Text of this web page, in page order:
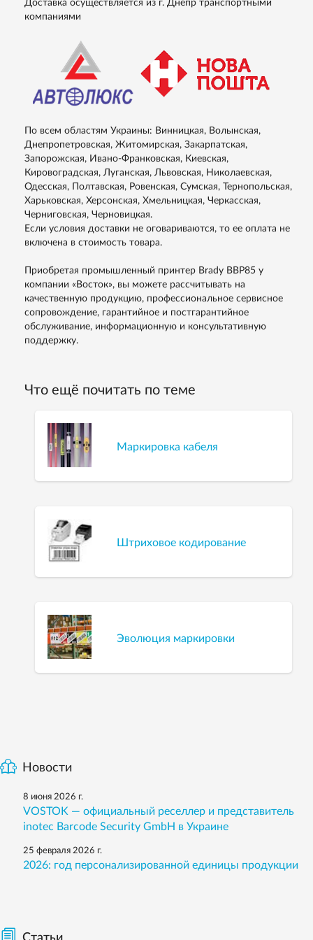
Доставка осуществляется из г. Днепр транспортными
компаниями
По всем областям Украины: Винницкая, Волынская,
Днепропетровская, Житомирская, Закарпатская,
Запорожская, Ивано-Франковская, Киевская,
Кировоградская, Луганская, Львовская, Николаевская,
Одесская, Полтавская, Ровенская, Сумская, Тернопольская,
Харьковская, Херсонская, Хмельницкая, Черкасская,
Черниговская, Черновицкая.
Если условия доставки не оговариваются, то ее оплата не
включена в стоимость товара.
Приобретая промышленный принтер Brady BBP85 у
компании «Восток», вы можете рассчитывать на
качественную продукцию, профессиональное сервисное
сопровождение, гарантийное и постгарантийное
обслуживание, информационную и консультативную
поддержку.
Что ещё почитать по теме
Маркировка кабеля
Штриховое кодирование
Эволюция маркировки
Новости
8 июня 2026 г.
VOSTOK — официальный реселлер и представитель
inotec Barcode Security GmbH в Украине
25 февраля 2026 г.
2026: год персонализированной единицы продукции